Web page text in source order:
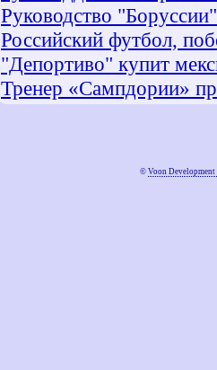
Руководство
Российский футбол,
"Депортиво" купит
Тренер «Сампдории»
© Voon Development